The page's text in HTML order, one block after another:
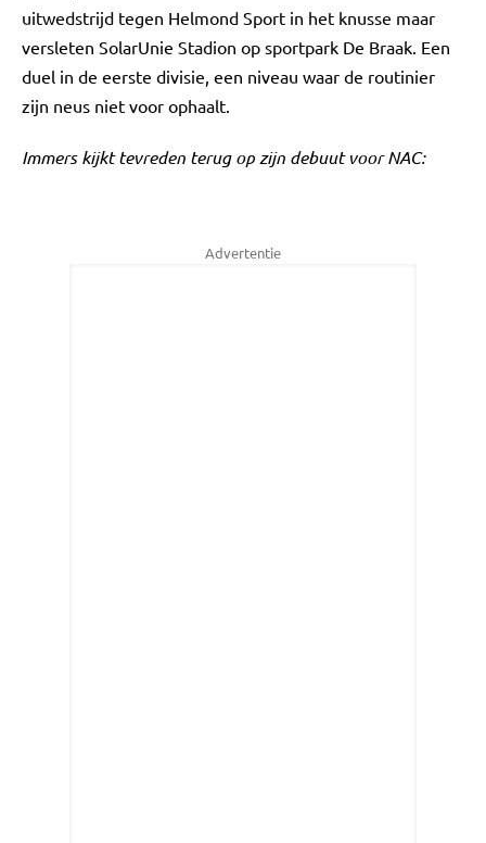
uitwedstrijd tegen Helmond Sport in het knusse maar
versleten SolarUnie Stadion op sportpark De Braak. Een
duel in de eerste divisie, een niveau waar de routinier
zijn neus niet voor ophaalt.
Immers kijkt tevreden terug op zijn debuut voor NAC:
Advertentie